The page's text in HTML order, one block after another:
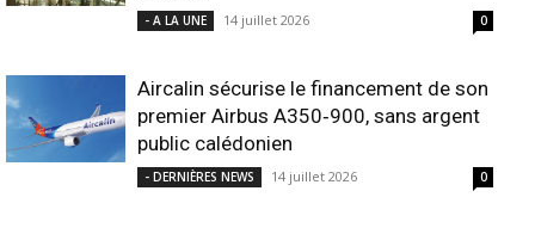
- A LA UNE 14 juillet 2026 0
Aircalin sécurise le financement de son
premier Airbus A350‑900, sans argent
public calédonien
- DERNIÈRES NEWS 14 juillet 2026 0